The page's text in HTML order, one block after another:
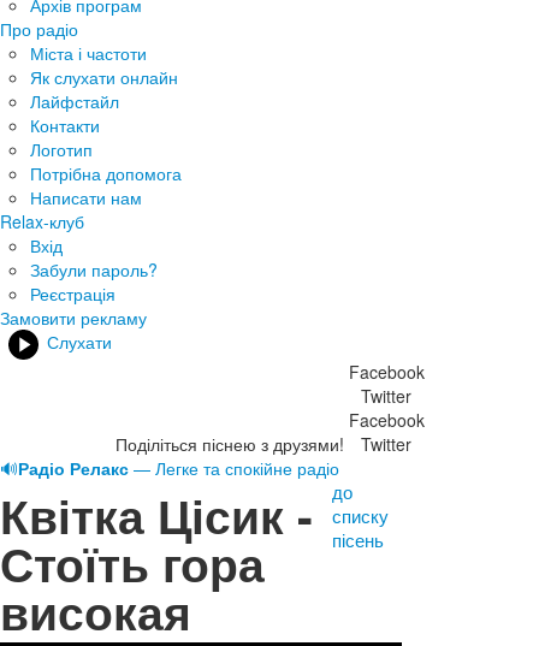
Про радіо
Міста і частоти
Як слухати онлайн
Лайфстайл
Контакти
Логотип
Потрібна допомога
Написати нам
Relax-клуб
Вхід
Забули пароль?
Реєстрація
Замовити рекламу
Слухати
Поділіться піснею з друзями!
Facebook
Twitter
Facebook
Twitter
🔊Радіо Релакс — Легке та спокійне радіо
Квітка Цісик -
Стоїть гора
високая
до
списку
пісень